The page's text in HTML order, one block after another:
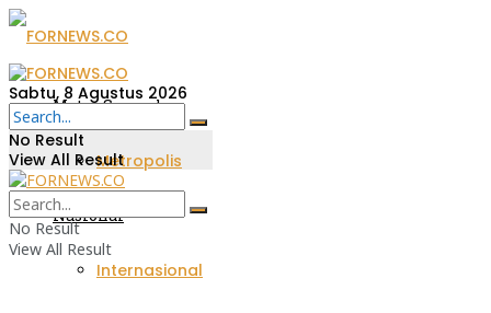
Metro Sumsel
Metropolis
Nasional
Internasional
Sabtu, 8 Agustus 2026
No Result
View All Result
No Result
View All Result